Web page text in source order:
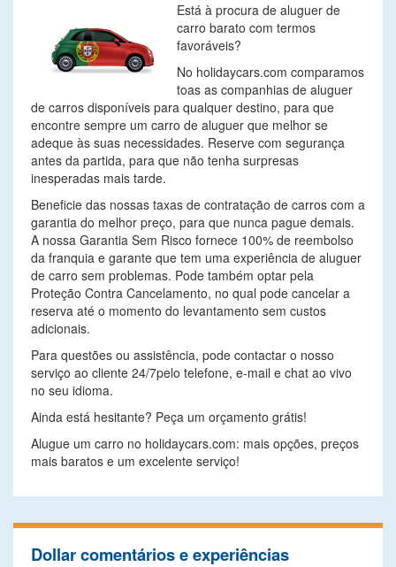
Está à procura de aluguer de
carro barato com termos
favoráveis?
No holidaycars.com comparamos
toas as companhias de aluguer
de carros disponíveis para qualquer destino, para que
encontre sempre um carro de aluguer que melhor se
adeque às suas necessidades. Reserve com segurança
antes da partida, para que não tenha surpresas
inesperadas mais tarde.
Beneficie das nossas taxas de contratação de carros com a
garantia do melhor preço, para que nunca pague demais.
A nossa Garantia Sem Risco fornece 100% de reembolso
da franquia e garante que tem uma experiência de aluguer
de carro sem problemas. Pode também optar pela
Proteção Contra Cancelamento, no qual pode cancelar a
reserva até o momento do levantamento sem custos
adicionais.
Para questões ou assistência, pode contactar o nosso
serviço ao cliente 24/7pelo telefone, e-mail e chat ao vivo
no seu idioma.
Ainda está hesitante? Peça um orçamento grátis!
Alugue um carro no holidaycars.com: mais opções, preços
mais baratos e um excelente serviço!
Dollar comentários e experiências